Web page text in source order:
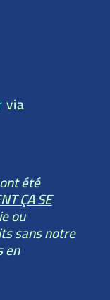
via
été
ÇA SE
ou
sans notre
en